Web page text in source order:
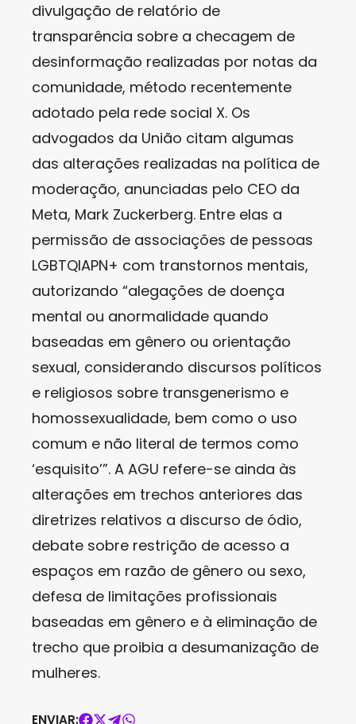
divulgação de relatório de
transparência sobre a checagem de
desinformação realizadas por notas da
comunidade, método recentemente
adotado pela rede social X. Os
advogados da União citam algumas
das alterações realizadas na política de
moderação, anunciadas pelo CEO da
Meta, Mark Zuckerberg. Entre elas a
permissão de associações de pessoas
LGBTQIAPN+ com transtornos mentais,
autorizando “alegações de doença
mental ou anormalidade quando
baseadas em gênero ou orientação
sexual, considerando discursos políticos
e religiosos sobre transgenerismo e
homossexualidade, bem como o uso
comum e não literal de termos como
‘esquisito’”. A AGU refere-se ainda às
alterações em trechos anteriores das
diretrizes relativos a discurso de ódio,
debate sobre restrição de acesso a
espaços em razão de gênero ou sexo,
defesa de limitações profissionais
baseadas em gênero e à eliminação de
trecho que proibia a desumanização de
mulheres.
ENVIAR: